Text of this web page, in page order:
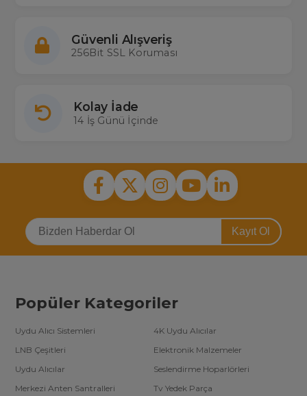
Güvenli Alışveriş
256Bit SSL Koruması
Kolay İade
14 İş Günü İçinde
Kayıt Ol
Popüler Kategoriler
Uydu Alıcı Sistemleri
4K Uydu Alıcılar
LNB Çeşitleri
Elektronik Malzemeler
Uydu Alıcılar
Seslendirme Hoparlörleri
Merkezi Anten Santralleri
Tv Yedek Parça